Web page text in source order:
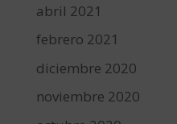
abril 2021
febrero 2021
diciembre 2020
noviembre 2020